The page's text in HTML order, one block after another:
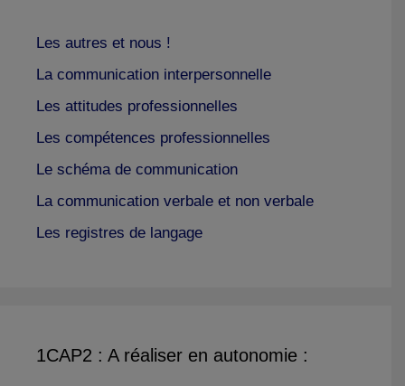
Les autres et nous !
La communication interpersonnelle
Les attitudes professionnelles
Les compétences professionnelles
Le schéma de communication
La communication verbale et non verbale
Les registres de langage
1CAP2 : A réaliser en autonomie :